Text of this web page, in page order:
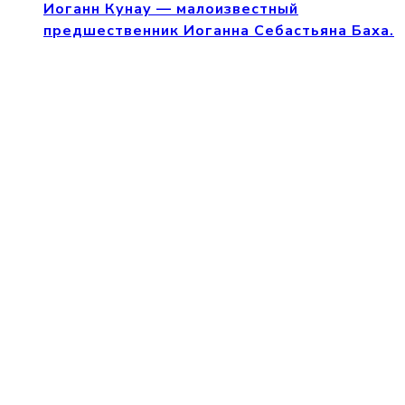
Иоганн Кунау — малоизвестный
предшественник Иоганна Себастьяна Баха.